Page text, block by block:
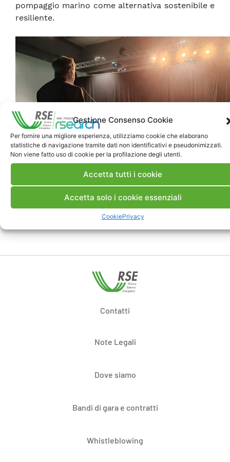
Gestione Consenso Cookie
Per fornire una migliore esperienza, utilizziamo cookie che elaborano
statistiche di navigazione tramite dati non identificativi e pseudonimizzati.
Non viene fatto uso di cookie per la profilazione degli utenti.
Accetta tutti i cookie
Accetta solo i cookie essenziali
CookiePrivacy
pompaggio marino come alternativa sostenibile e
resiliente.
Contatti
Note Legali
Dove siamo
Bandi di gara e contratti
Whistleblowing